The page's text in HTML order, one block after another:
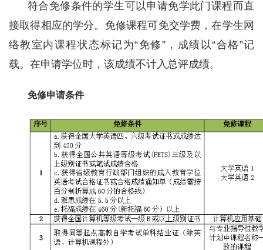
符合免修条件的学生可以申请免学此门课程而直
接取得相应的学分。免修课程可免交学费，在学生网
络教室内课程状态标记为“免修”，成绩以“合格”记
载。在申请学位时，该成绩不计入总评成绩。
免修申请条件